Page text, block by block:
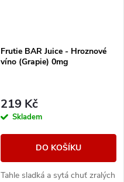
Frutie BAR Juice - Hroznové
víno (Grapie) 0mg
219 Kč
Skladem
DO KOŠÍKU
Tahle sladká a sytá chuť zralých